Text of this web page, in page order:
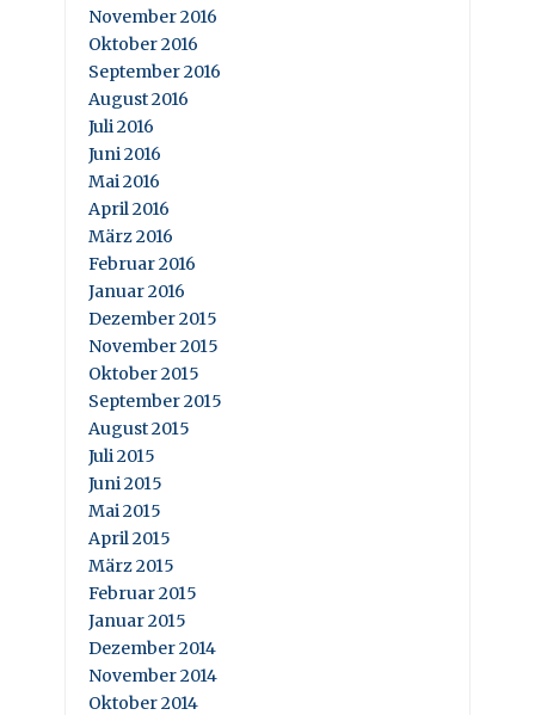
November 2016
Oktober 2016
September 2016
August 2016
Juli 2016
Juni 2016
Mai 2016
April 2016
März 2016
Februar 2016
Januar 2016
Dezember 2015
November 2015
Oktober 2015
September 2015
August 2015
Juli 2015
Juni 2015
Mai 2015
April 2015
März 2015
Februar 2015
Januar 2015
Dezember 2014
November 2014
Oktober 2014